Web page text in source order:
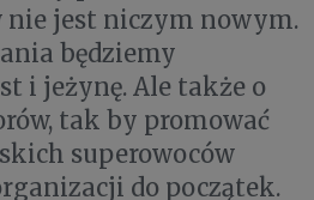
nie jest niczym nowym.
będziemy
i jeżynę. Ale także o
tak by promować
superowoców
do początek.